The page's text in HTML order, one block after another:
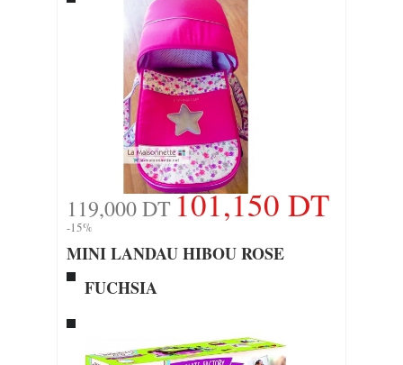
119,000 DT101,150 DT
-15%
MINI LANDAU HIBOU ROSE
FUCHSIA